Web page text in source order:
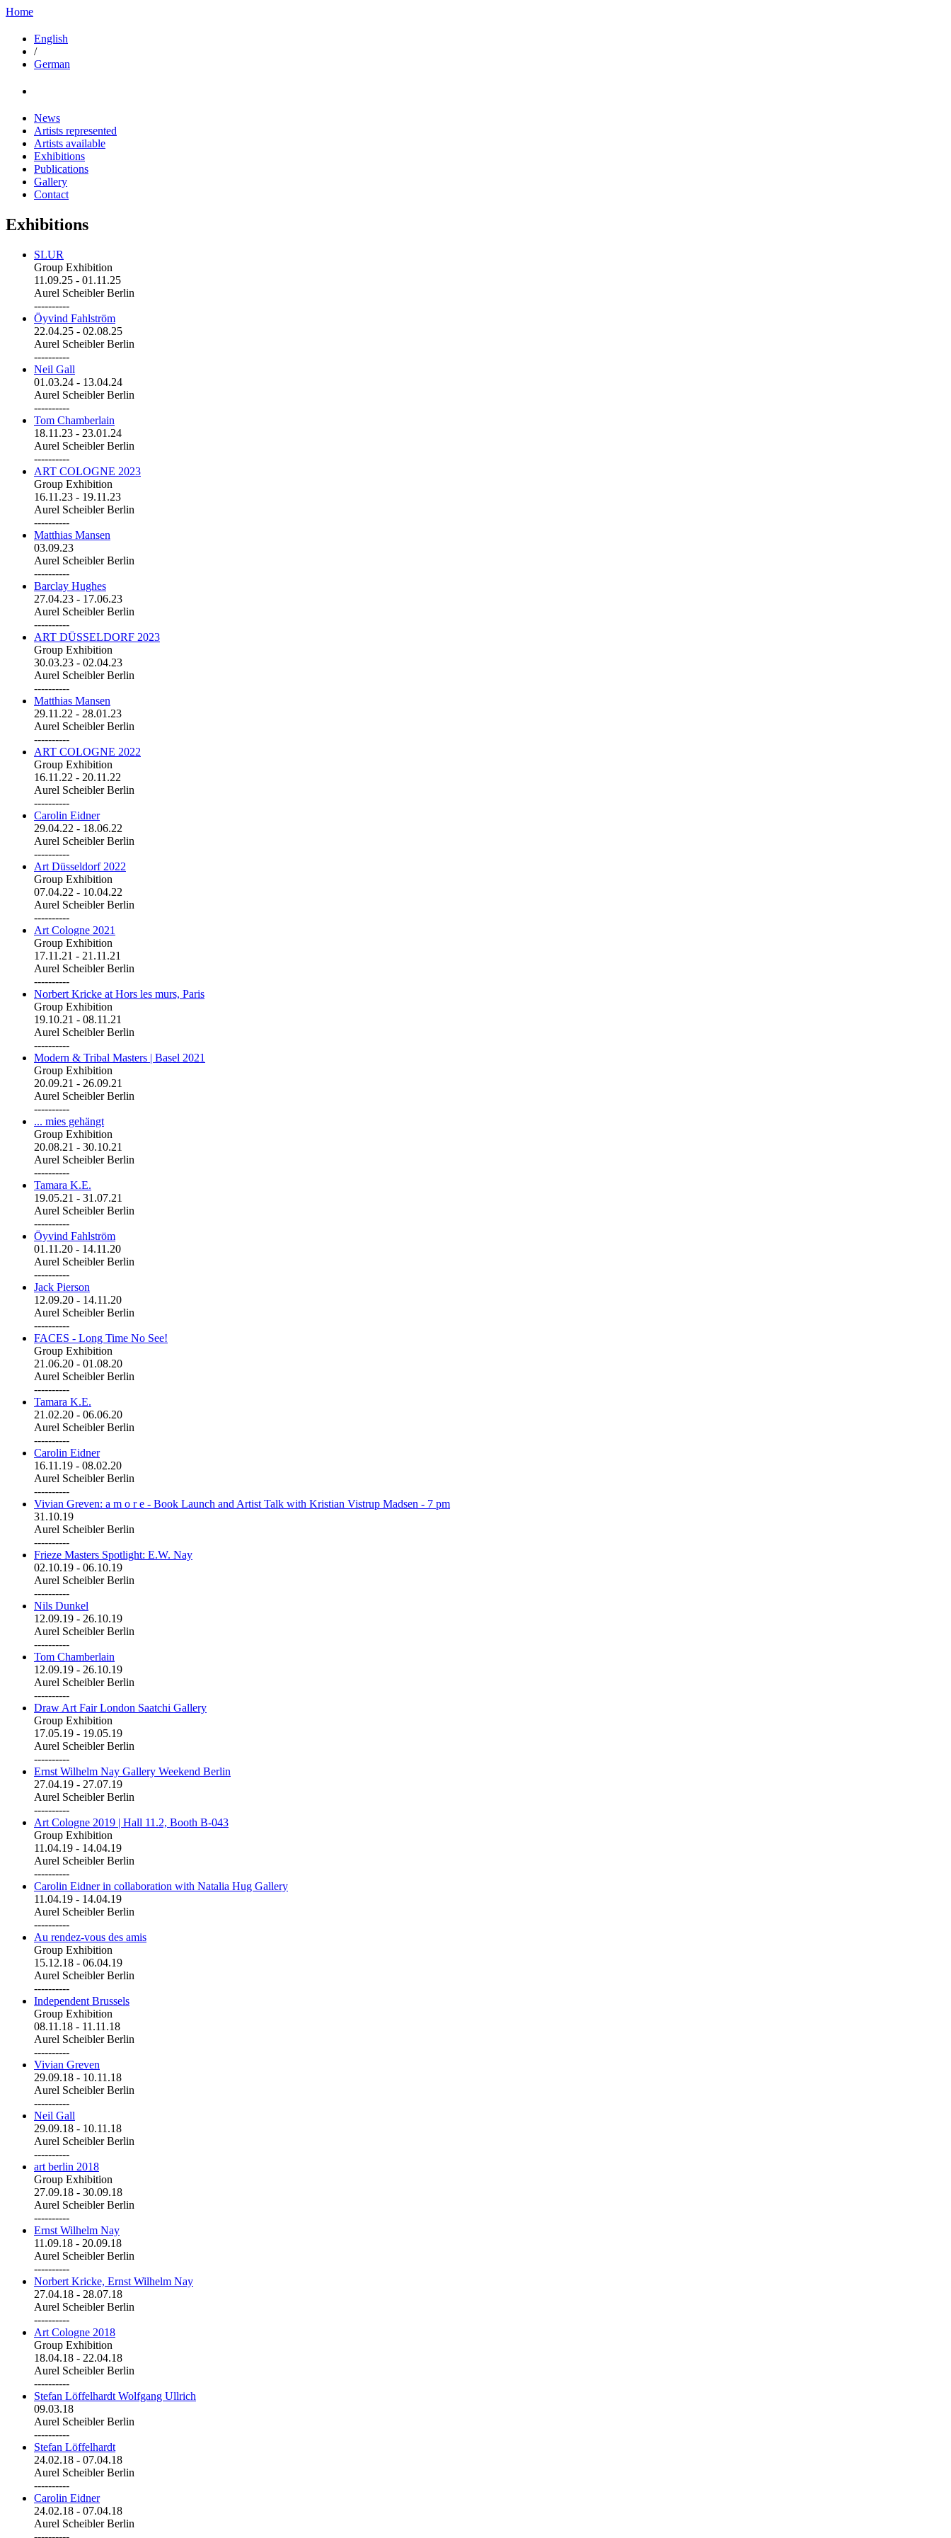
Home
English
/
German
News
Artists represented
Artists available
Exhibitions
Publications
Gallery
Contact
Exhibitions
SLUR
Group Exhibition
11.09.25 - 01.11.25
Aurel Scheibler Berlin
----------
Öyvind Fahlström
22.04.25 - 02.08.25
Aurel Scheibler Berlin
----------
Neil Gall
01.03.24 - 13.04.24
Aurel Scheibler Berlin
----------
Tom Chamberlain
18.11.23 - 23.01.24
Aurel Scheibler Berlin
----------
ART COLOGNE 2023
Group Exhibition
16.11.23 - 19.11.23
Aurel Scheibler Berlin
----------
Matthias Mansen
03.09.23
Aurel Scheibler Berlin
----------
Barclay Hughes
27.04.23 - 17.06.23
Aurel Scheibler Berlin
----------
ART DÜSSELDORF 2023
Group Exhibition
30.03.23 - 02.04.23
Aurel Scheibler Berlin
----------
Matthias Mansen
29.11.22 - 28.01.23
Aurel Scheibler Berlin
----------
ART COLOGNE 2022
Group Exhibition
16.11.22 - 20.11.22
Aurel Scheibler Berlin
----------
Carolin Eidner
29.04.22 - 18.06.22
Aurel Scheibler Berlin
----------
Art Düsseldorf 2022
Group Exhibition
07.04.22 - 10.04.22
Aurel Scheibler Berlin
----------
Art Cologne 2021
Group Exhibition
17.11.21 - 21.11.21
Aurel Scheibler Berlin
----------
Norbert Kricke at Hors les murs, Paris
Group Exhibition
19.10.21 - 08.11.21
Aurel Scheibler Berlin
----------
Modern & Tribal Masters | Basel 2021
Group Exhibition
20.09.21 - 26.09.21
Aurel Scheibler Berlin
----------
... mies gehängt
Group Exhibition
20.08.21 - 30.10.21
Aurel Scheibler Berlin
----------
Tamara K.E.
19.05.21 - 31.07.21
Aurel Scheibler Berlin
----------
Öyvind Fahlström
01.11.20 - 14.11.20
Aurel Scheibler Berlin
----------
Jack Pierson
12.09.20 - 14.11.20
Aurel Scheibler Berlin
----------
FACES - Long Time No See!
Group Exhibition
21.06.20 - 01.08.20
Aurel Scheibler Berlin
----------
Tamara K.E.
21.02.20 - 06.06.20
Aurel Scheibler Berlin
----------
Carolin Eidner
16.11.19 - 08.02.20
Aurel Scheibler Berlin
----------
Vivian Greven: a m o r e - Book Launch and Artist Talk with Kristian Vistrup Madsen - 7 pm
31.10.19
Aurel Scheibler Berlin
----------
Frieze Masters Spotlight: E.W. Nay
02.10.19 - 06.10.19
Aurel Scheibler Berlin
----------
Nils Dunkel
12.09.19 - 26.10.19
Aurel Scheibler Berlin
----------
Tom Chamberlain
12.09.19 - 26.10.19
Aurel Scheibler Berlin
----------
Draw Art Fair London Saatchi Gallery
Group Exhibition
17.05.19 - 19.05.19
Aurel Scheibler Berlin
----------
Ernst Wilhelm Nay Gallery Weekend Berlin
27.04.19 - 27.07.19
Aurel Scheibler Berlin
----------
Art Cologne 2019 | Hall 11.2, Booth B-043
Group Exhibition
11.04.19 - 14.04.19
Aurel Scheibler Berlin
----------
Carolin Eidner in collaboration with Natalia Hug Gallery
11.04.19 - 14.04.19
Aurel Scheibler Berlin
----------
Au rendez-vous des amis
Group Exhibition
15.12.18 - 06.04.19
Aurel Scheibler Berlin
----------
Independent Brussels
Group Exhibition
08.11.18 - 11.11.18
Aurel Scheibler Berlin
----------
Vivian Greven
29.09.18 - 10.11.18
Aurel Scheibler Berlin
----------
Neil Gall
29.09.18 - 10.11.18
Aurel Scheibler Berlin
----------
art berlin 2018
Group Exhibition
27.09.18 - 30.09.18
Aurel Scheibler Berlin
----------
Ernst Wilhelm Nay
11.09.18 - 20.09.18
Aurel Scheibler Berlin
----------
Norbert Kricke, Ernst Wilhelm Nay
27.04.18 - 28.07.18
Aurel Scheibler Berlin
----------
Art Cologne 2018
Group Exhibition
18.04.18 - 22.04.18
Aurel Scheibler Berlin
----------
Stefan Löffelhardt Wolfgang Ullrich
09.03.18
Aurel Scheibler Berlin
----------
Stefan Löffelhardt
24.02.18 - 07.04.18
Aurel Scheibler Berlin
----------
Carolin Eidner
24.02.18 - 07.04.18
Aurel Scheibler Berlin